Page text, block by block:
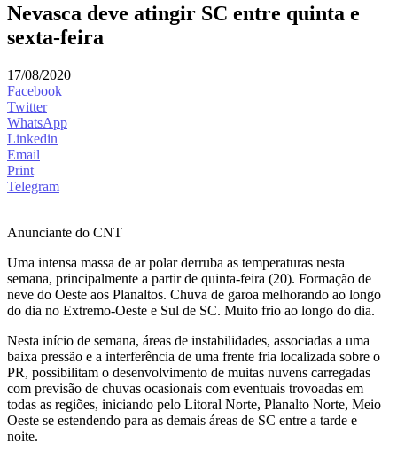
Nevasca deve atingir SC entre quinta e
sexta-feira
17/08/2020
Facebook
Twitter
WhatsApp
Linkedin
Email
Print
Telegram
Anunciante do CNT
Uma intensa massa de ar polar derruba as temperaturas nesta
semana, principalmente a partir de quinta-feira (20). Formação de
neve do Oeste aos Planaltos. Chuva de garoa melhorando ao longo
do dia no Extremo-Oeste e Sul de SC. Muito frio ao longo do dia.
Nesta início de semana, áreas de instabilidades, associadas a uma
baixa pressão e a interferência de uma frente fria localizada sobre o
PR, possibilitam o desenvolvimento de muitas nuvens carregadas
com previsão de chuvas ocasionais com eventuais trovoadas em
todas as regiões, iniciando pelo Litoral Norte, Planalto Norte, Meio
Oeste se estendendo para as demais áreas de SC entre a tarde e
noite.